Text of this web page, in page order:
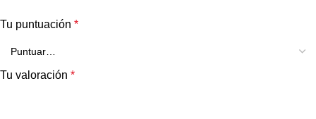
Tu puntuación *
Tu valoración *